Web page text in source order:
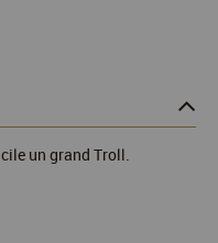
un grand Troll.